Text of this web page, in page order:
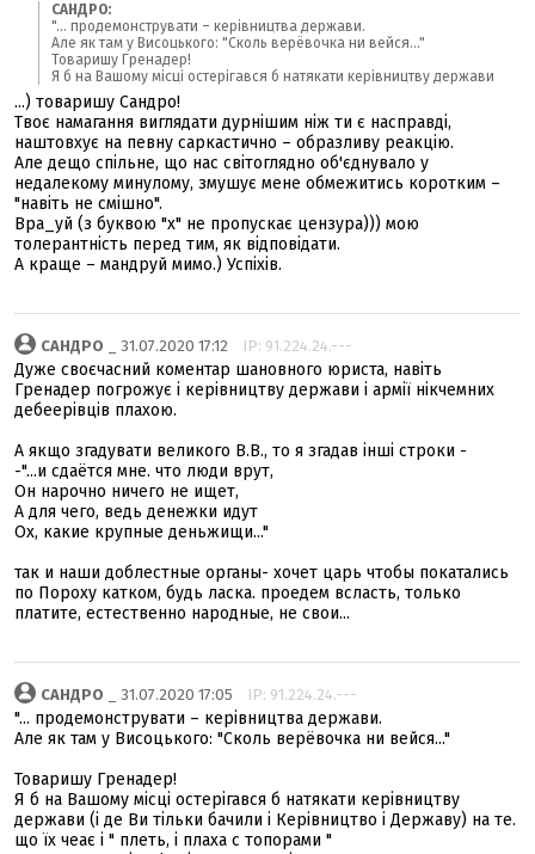
САНДРО:
"... продемонструвати – керівництва держави.
Але як там у Висоцького: "Сколь верёвочка ни вейся..."
Товаришу Гренадер!
Я б на Вашому місці остерігався б натякати керівництву держави
...) товаришу Сандро!
Твоє намагання виглядати дурнішим ніж ти є насправді,
наштовхує на певну саркастично – образливу реакцію.
Але дещо спільне, що нас світоглядно об'єднувало у
недалекому минулому, змушує мене обмежитись коротким –
"навіть не смішно".
Вра_уй (з буквою "х" не пропускає цензура))) мою
толерантність перед тим, як відповідати.
А краще – мандруй мимо.) Успіхів.
САНДРО _ 31.07.2020 17:12 IP: 91.224.24.---
Дуже своєчасний коментар шановного юриста, навіть
Гренадер погрожує і керівництву держави і армії нікчемних
дебеерівців плахою.
А якщо згадувати великого В.В., то я згадав інші строки -
-"...и сдаётся мне. что люди врут,
Он нарочно ничего не ищет,
А для чего, ведь денежки идут
Ох, какие крупные деньжищи..."
так и наши доблестные органы- хочет царь чтобы покатались
по Пороху катком, будь ласка. проедем всласть, только
платите, естественно народные, не свои...
САНДРО _ 31.07.2020 17:05 IP: 91.224.24.---
"... продемонструвати – керівництва держави.
Але як там у Висоцького: "Сколь верёвочка ни вейся..."
Товаришу Гренадер!
Я б на Вашому місці остерігався б натякати керівництву
держави (і де Ви тільки бачили і Керівництво і Державу) на те.
що їх чеає і " плеть, і плаха с топорами "